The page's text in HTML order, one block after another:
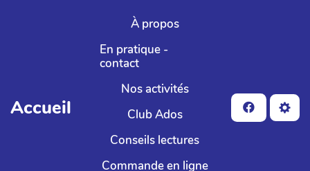
Aller au contenu principal
Accueil
À propos
En pratique -
contact
Nos activités
Club Ados
Conseils lectures
Commande en ligne